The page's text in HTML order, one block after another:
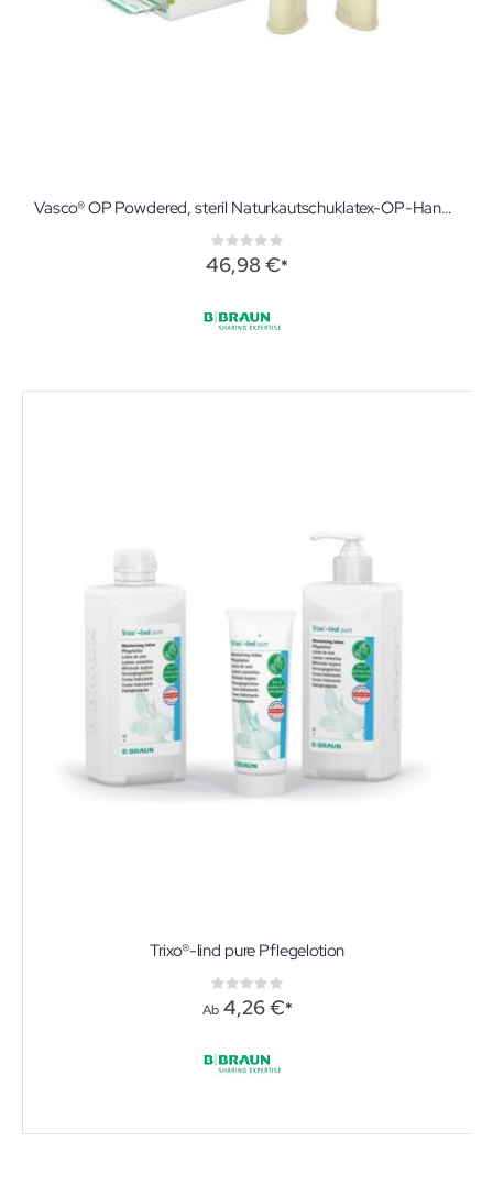
Vasco® OP Powdered, steril Naturkautschuklatex-OP-Handschuhe, gepudert
Rating:
0%
46,98 €
Trixo®-lind pure Pflegelotion
Rating:
0%
Ab 4,26 €